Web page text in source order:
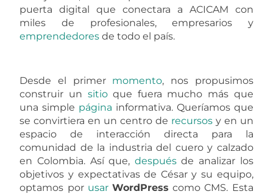
puerta digital que conectara a ACICAM con
miles de profesionales, empresarios y
emprendedores de todo el país.
Desde el primer momento, nos propusimos
construir un sitioque fuera mucho más que
una simple página informativa. Queríamos que
se convirtiera en un centro de recursosy en un
espacio de interacción directa para la
comunidad de la industria del cuero y calzado
en Colombia. Así que, despuésde analizar los
objetivos y expectativas de César y su equipo,
optamos por usar WordPress como CMS. Esta